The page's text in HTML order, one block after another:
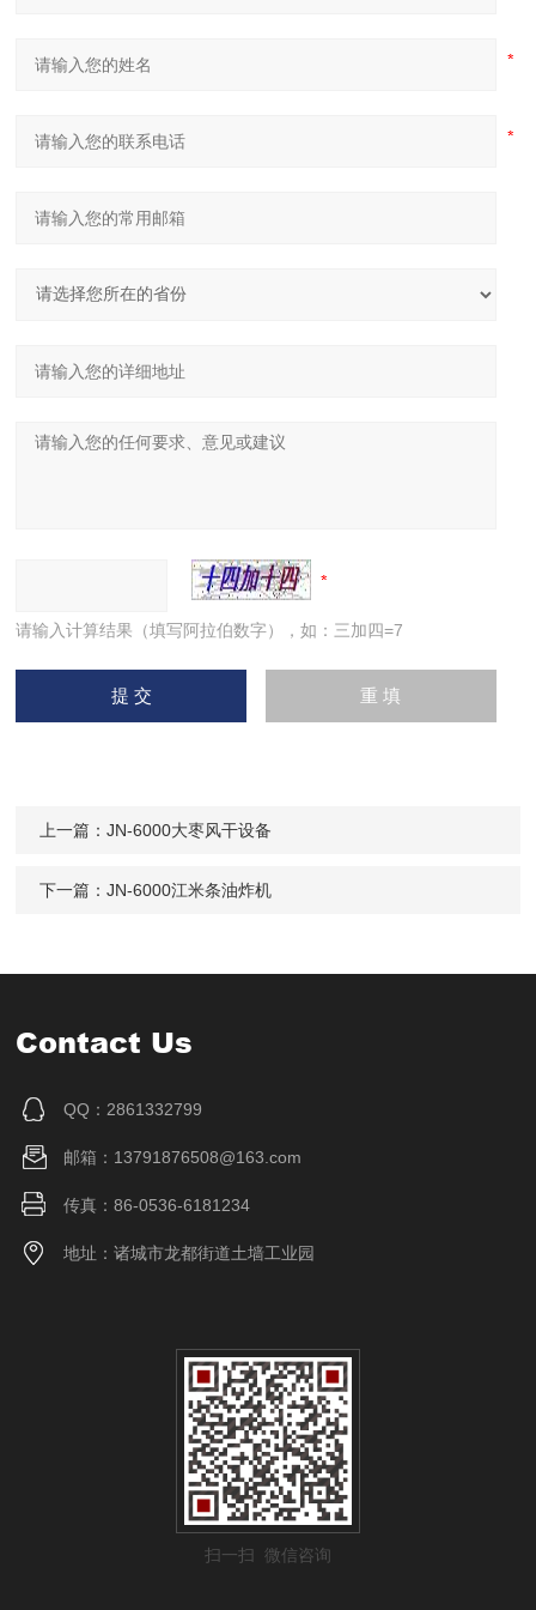
请输入计算结果（填写阿拉伯数字），如：三加四=7
上一篇：JN-6000大枣风干设备
下一篇：JN-6000江米条油炸机
Contact Us
QQ：2861332799
邮箱：13791876508@163.com
传真：86-0536-6181234
地址：诸城市龙都街道土墙工业园
扫一扫 微信咨询